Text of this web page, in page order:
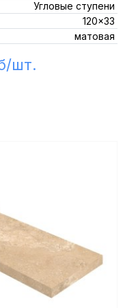
Угловые ступени
120x33
матовая
шт.